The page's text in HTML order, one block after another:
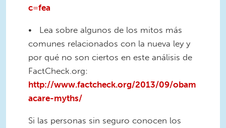
c=fea
• Lea sobre algunos de los mitos más
comunes relacionados con la nueva ley y
por qué no son ciertos en este análisis de
FactCheck.org:
http://www.factcheck.org/2013/09/obam
acare-myths/
Si las personas sin seguro conocen los